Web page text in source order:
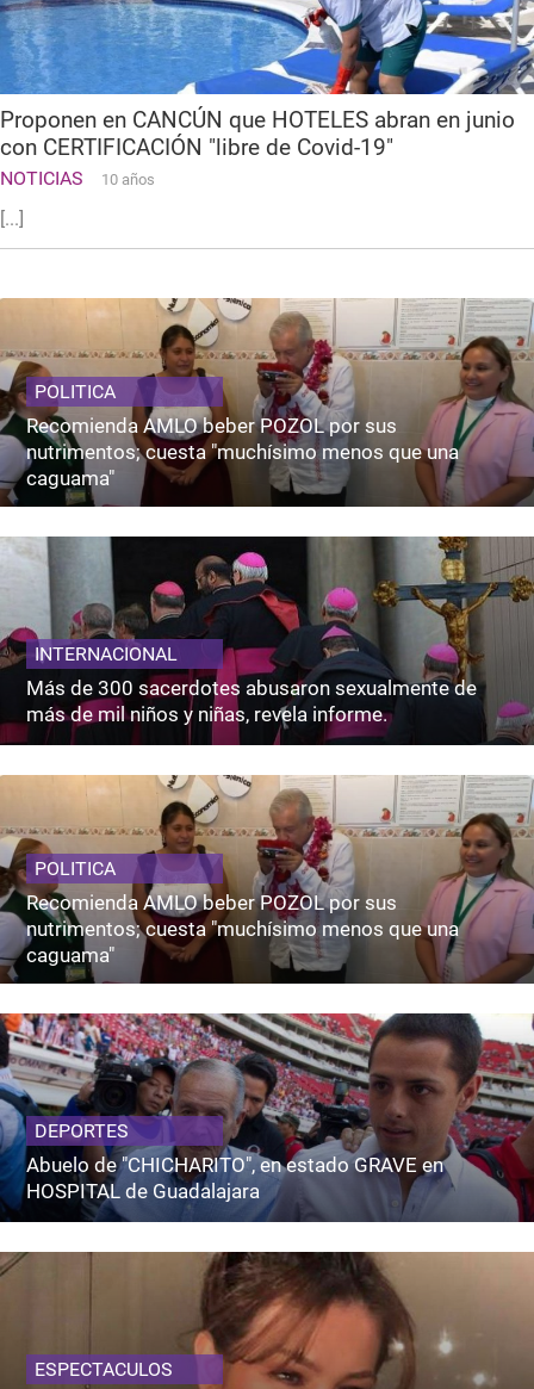
Proponen en CANCÚN que HOTELES abran en junio
con CERTIFICACIÓN "libre de Covid-19"
NOTICIAS 10 años
[...]
POLITICA
Recomienda AMLO beber POZOL por sus
nutrimentos; cuesta "muchísimo menos que una
caguama"
INTERNACIONAL
Más de 300 sacerdotes abusaron sexualmente de
más de mil niños y niñas, revela informe.
POLITICA
Recomienda AMLO beber POZOL por sus
nutrimentos; cuesta "muchísimo menos que una
caguama"
DEPORTES
Abuelo de "CHICHARITO", en estado GRAVE en
HOSPITAL de Guadalajara
ESPECTACULOS